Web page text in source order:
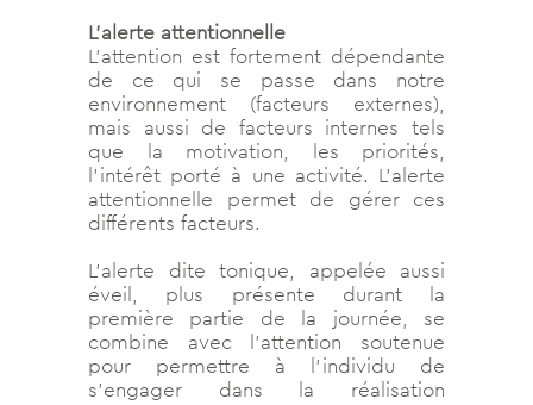
L’alerte attentionnelle
L’attention est fortement dépendante
de ce qui se passe dans notre
environnement (facteurs externes),
mais aussi de facteurs internes tels
que la motivation, les priorités,
l’intérêt porté à une activité. L’alerte
attentionnelle permet de gérer ces
différents facteurs.
L’alerte dite tonique, appelée aussi
éveil, plus présente durant la
première partie de la journée, se
combine avec l’attention soutenue
pour permettre à l’individu de
s’engager dans la réalisation